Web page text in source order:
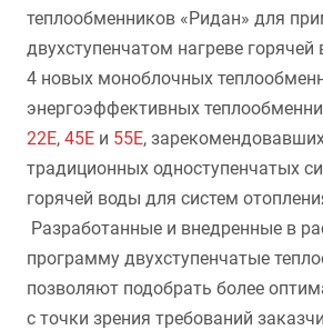
теплообменников «Ридан» для
двухступенчатом нагреве
4 новых моноблочных
энергоэффективных
22Е, 45Е и 55Е,
традиционных одноступенчатых
горячей воды для систем
Разработанные и внедренные в
программу двухступенчатые
позволяют подобрать более
с точки зрения требований